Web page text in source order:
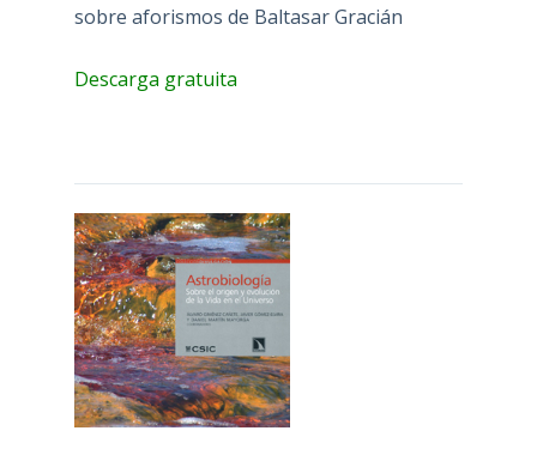
sobre aforismos de Baltasar Gracián
Descarga gratuita